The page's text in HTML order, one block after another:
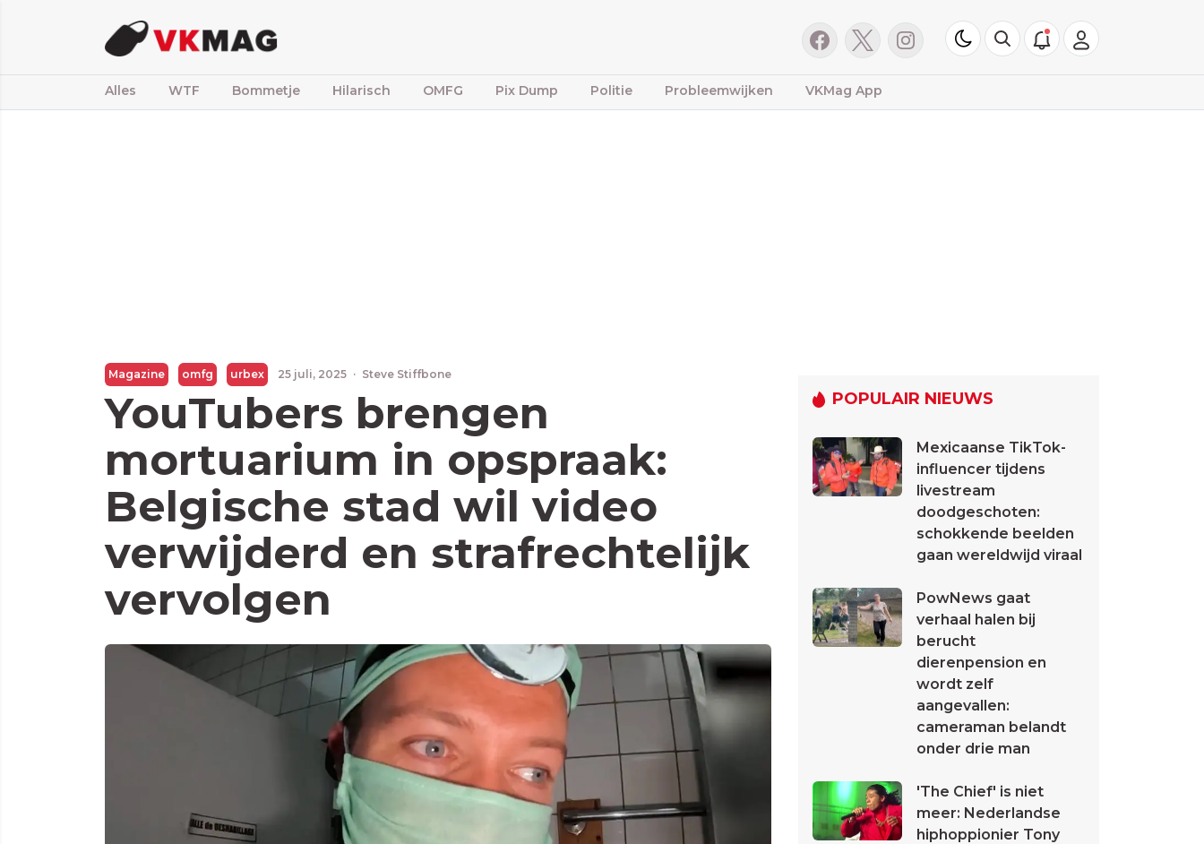
Alles WTF Bommetje Hilarisch OMFG Pix Dump Politie Probleemwijken VKMag App
Magazine omfg urbex 25 juli, 2025 · Steve Stiffbone
YouTubers brengen
mortuarium in opspraak:
Belgische stad wil video
verwijderd en strafrechtelijk
vervolgen
POPULAIR NIEUWS
Mexicaanse TikTok-
influencer tijdens
livestream
doodgeschoten:
schokkende beelden
gaan wereldwijd viraal
PowNews gaat
verhaal halen bij
berucht
dierenpension en
wordt zelf
aangevallen:
cameraman belandt
onder drie man
'The Chief' is niet
meer: Nederlandse
hiphoppionier Tony